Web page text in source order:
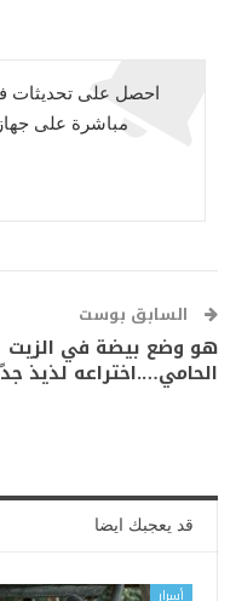
احصل على تحديثات
مباشرة على
السابق بوست
هو وضع بيضة في الزيت
الحامي….اختراعه لذيذ
قد يعجبك ايضا
أسرار